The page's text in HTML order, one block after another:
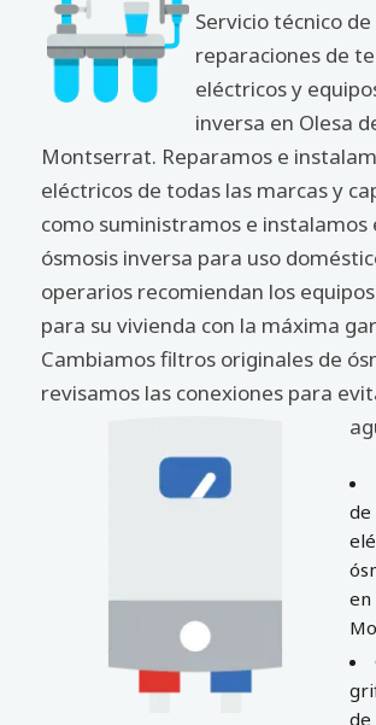
Servicio técnico de
reparaciones de
eléctricos y
inversa en Olesa
Montserrat. Reparamos e
eléctricos de todas las marcas y
como suministramos e instalamos
ósmosis inversa para uso
operarios recomiendan los
para su vivienda con la máxima
Cambiamos filtros originales de
revisamos las conexiones para
en
de